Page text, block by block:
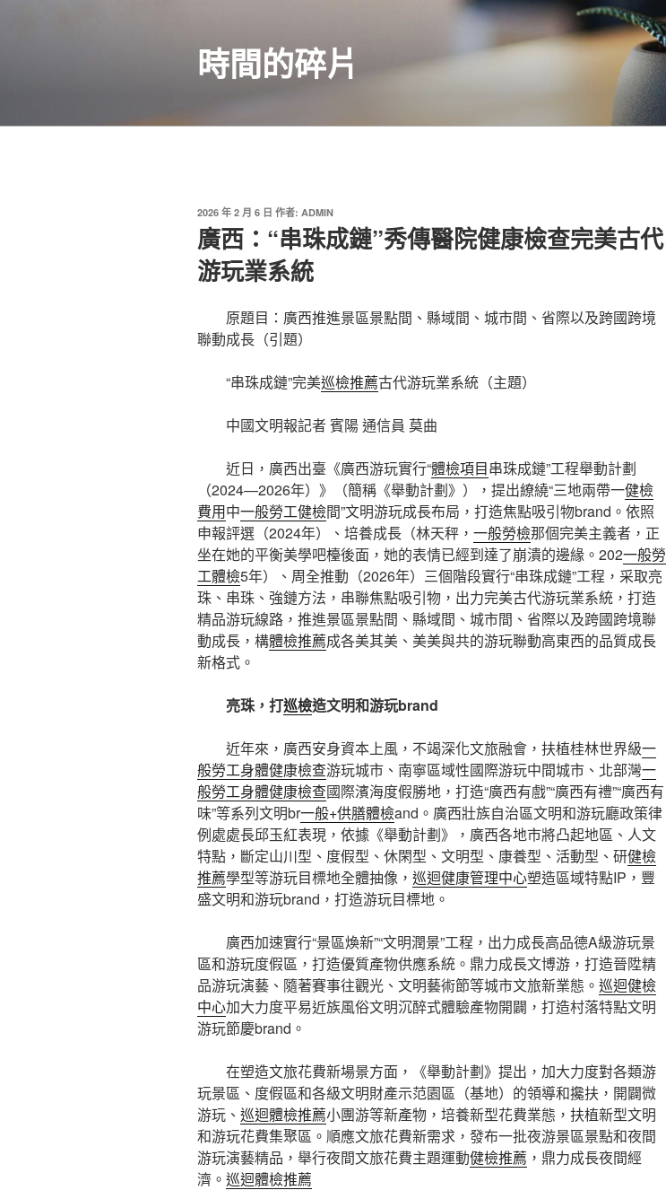
時間的碎片
發
佈
於
2026 年 2 月 6 日 作者: ADMIN
廣西：“串珠成鏈”秀傳醫院健康檢查完美古代
游玩業系統
原題目： 廣西推進景區景點間、縣域間、城市間、省際以及跨國跨境
聯動成長（引題）
“串珠成鏈”完美巡檢推薦古代游玩業系統（主題）
中國文明報記者 賓陽 通信員 莫曲
近日，廣西出臺《廣西游玩實行“體檢項目串珠成鏈”工程舉動計劃
（2024—2026年）》（簡稱《舉動計劃》），提出繚繞“三地兩帶一健檢
費用中一般勞工健檢間”文明游玩成長布局，打造焦點吸引物brand。依照
申報評選（2024年）、培養成長（林天秤， 一般勞檢那個完美主義者，正
坐在她的平衡美學吧檯後面，她的表情已經到達了崩潰的邊緣。202一般勞
工體檢5年）、周全推動（2026年）三個階段實行“串珠成鏈”工程，采取亮
珠、串珠、強鏈方法，串聯焦點吸引物，出力完美古代游玩業系統，打造
精品游玩線路，推進景區景點間、縣域間、城市間、省際以及跨國跨境聯
動成長，構體檢推薦成各美其美、美美與共的游玩聯動高東西的品質成長
新格式。
亮珠，打巡檢造文明和游玩brand
近年來，廣西安身資本上風，不竭深化文旅融會，扶植桂林世界級一
般勞工身體健康檢查游玩城市、南寧區域性國際游玩中間城市、北部灣一
般勞工身體健康檢查國際濱海度假勝地，打造“廣西有戲”“廣西有禮”“廣西有
味”等系列文明br一般+供膳體檢and。廣西壯族自治區文明和游玩廳政策律
例處處長邱玉紅表現，依據《舉動計劃》，廣西各地市將凸起地區、人文
特點，斷定山川型、度假型、休閑型、文明型、康養型、活動型、研健檢
推薦學型等游玩目標地全體抽像， 巡迴健康管理中心塑造區域特點IP，豐
盛文明和游玩brand，打造游玩目標地。
廣西加速實行“景區煥新”“文明潤景”工程，出力成長高品德A級游玩景
區和游玩度假區，打造優質產物供應系統。鼎力成長文博游，打造晉陞精
品游玩演藝、隨著賽事往觀光、文明藝術節等城市文旅新業態。 巡迴健檢
中心加大力度平易近族風俗文明沉醉式體驗產物開闢，打造村落特點文明
游玩節慶brand。
在塑造文旅花費新場景方面，《舉動計劃》提出，加大力度對各類游
玩景區、度假區和各級文明財產示范園區（基地）的領導和攙扶，開闢微
游玩、 巡迴體檢推薦小團游等新產物，培養新型花費業態，扶植新型文明
和游玩花費集聚區。順應文旅花費新需求，發布一批夜游景區景點和夜間
游玩演藝精品，舉行夜間文旅花費主題運動健檢推薦 ，鼎力成長夜間經
濟。 巡迴體檢推薦